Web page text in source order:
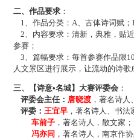
二、作品要求 ：
1、作品分类：A、古体诗词赋；
2、内容要求：清新，典雅，贴
参赛；
3、篇幅要求：每首参赛作品限
人文景区进行展示，让流动的诗
三、【诗意•名城】大赛评委会 ：
评委会主任： 唐晓渡 ，著名诗
评委： 王宜早 ，著名诗人、书
车前子 ，著名诗人，散文家；
冯亦同 ，著名诗人，南京作